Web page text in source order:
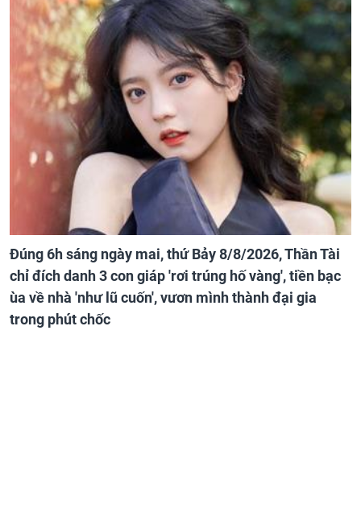
Đúng 6h sáng ngày mai, thứ Bảy 8/8/2026, Thần Tài
chỉ đích danh 3 con giáp 'rơi trúng hố vàng', tiền bạc
ùa về nhà 'như lũ cuốn', vươn mình thành đại gia
trong phút chốc